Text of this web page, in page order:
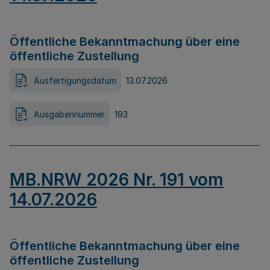
Öffentliche Bekanntmachung über eine
öffentliche Zustellung
Ausfertigungsdatum 13.07.2026
Ausgabennummer 193
MB.NRW 2026 Nr. 191 vom
14.07.2026
Öffentliche Bekanntmachung über eine
öffentliche Zustellung